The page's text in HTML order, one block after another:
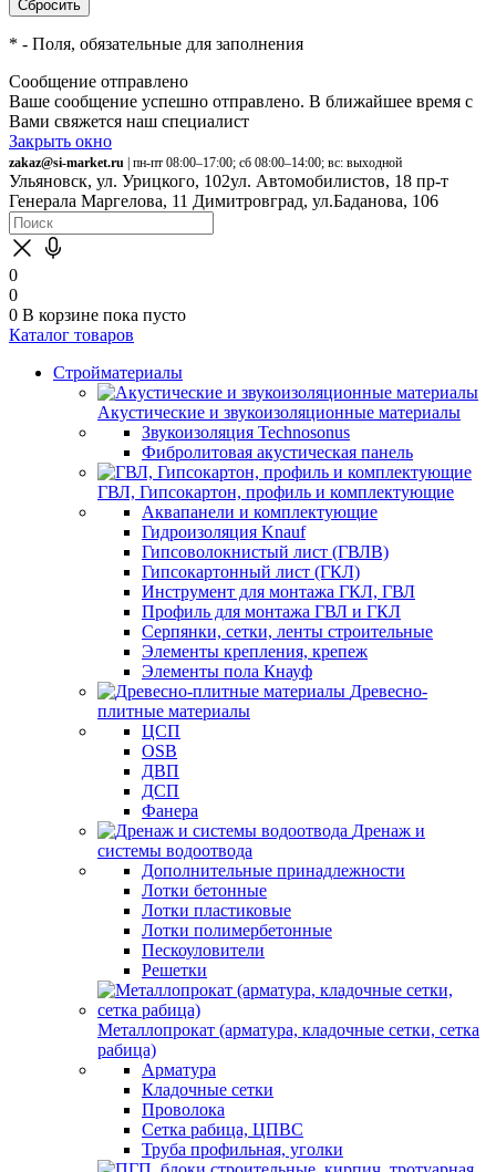
* - Поля, обязательные для заполнения
Сообщение отправлено
Ваше сообщение успешно отправлено. В ближайшее время с
Вами свяжется наш специалист
Закрыть окно
zakaz@si-market.ru | пн-пт 08:00–17:00; сб 08:00–14:00; вс: выходной
Ульяновск, ул. Урицкого, 102ул. Автомобилистов, 18 пр-т
Генерала Маргелова, 11 Димитровград, ул.Баданова, 106
0
0
0 В корзине пока пусто
Каталог товаров
Стройматериалы
Акустические и звукоизоляционные материалы
Звукоизоляция Technosonus
Фибролитовая акустическая панель
ГВЛ, Гипсокартон, профиль и комплектующие
Аквапанели и комплектующие
Гидроизоляция Knauf
Гипсоволокнистый лист (ГВЛВ)
Гипсокартонный лист (ГКЛ)
Инструмент для монтажа ГКЛ, ГВЛ
Профиль для монтажа ГВЛ и ГКЛ
Серпянки, сетки, ленты строительные
Элементы крепления, крепеж
Элементы пола Кнауф
Древесно-
плитные материалы
ЦСП
OSB
ДВП
ДСП
Фанера
Дренаж и
системы водоотвода
Дополнительные принадлежности
Лотки бетонные
Лотки пластиковые
Лотки полимербетонные
Пескоуловители
Решетки
Металлопрокат (арматура, кладочные сетки, сетка
рабица)
Арматура
Кладочные сетки
Проволока
Сетка рабица, ЦПВС
Труба профильная, уголки